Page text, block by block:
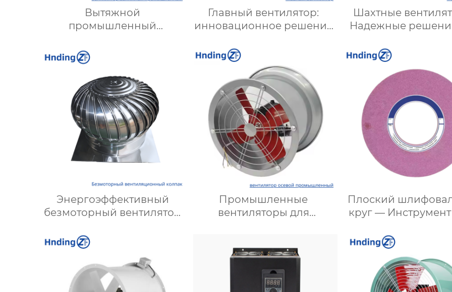
Вытяжной
промышленный
решение для надежной
вентиляции
Главный вентилятор:
инновационное решение
вентиляции и
оптимизации работы
систем
Шахтные
Надежные
подземных
Купить с
Энергоэффективный
безмоторный вентилятор
вентиляции
Промышленные
вентиляторы для
охлаждения: надежные
бизнеса
Плоский
круг —
обработки